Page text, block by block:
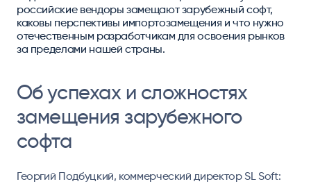
российские вендоры замещают зарубежный софт,
каковы перспективы импортозамещения и что нужно
отечественным разработчикам для освоения рынков
за пределами нашей страны.
Об успехах и сложностях
замещения зарубежного
софта
Георгий Подбуцкий, коммерческий директор SL Soft: